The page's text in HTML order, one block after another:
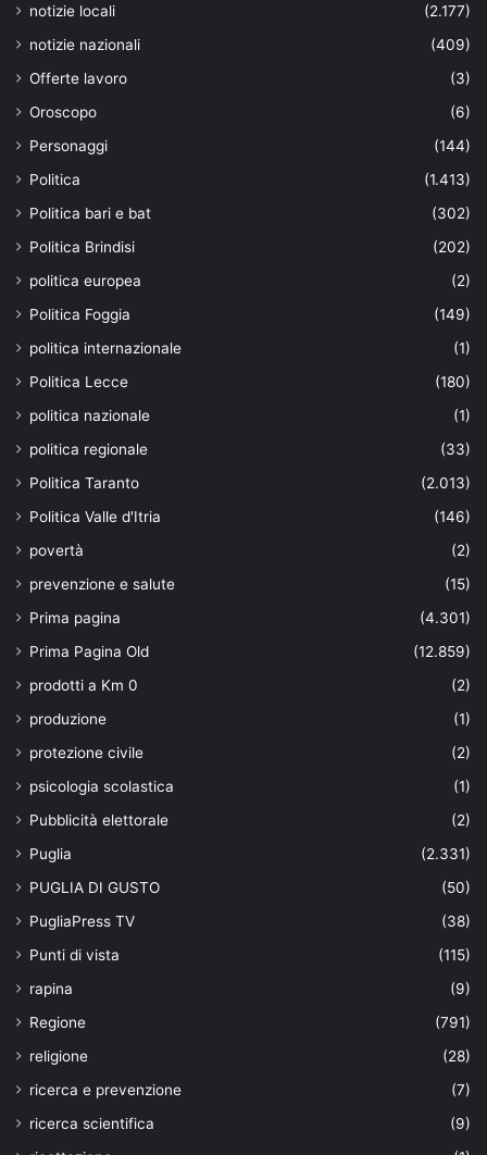
notizie locali
(2.177)
notizie nazionali
(409)
Offerte lavoro
(3)
Oroscopo
(6)
Personaggi
(144)
Politica
(1.413)
Politica bari e bat
(302)
Politica Brindisi
(202)
politica europea
(2)
Politica Foggia
(149)
politica internazionale
(1)
Politica Lecce
(180)
politica nazionale
(1)
politica regionale
(33)
Politica Taranto
(2.013)
Politica Valle d'Itria
(146)
povertà
(2)
prevenzione e salute
(15)
Prima pagina
(4.301)
Prima Pagina Old
(12.859)
prodotti a Km 0
(2)
produzione
(1)
protezione civile
(2)
psicologia scolastica
(1)
Pubblicità elettorale
(2)
Puglia
(2.331)
PUGLIA DI GUSTO
(50)
PugliaPress TV
(38)
Punti di vista
(115)
rapina
(9)
Regione
(791)
religione
(28)
ricerca e prevenzione
(7)
ricerca scientifica
(9)